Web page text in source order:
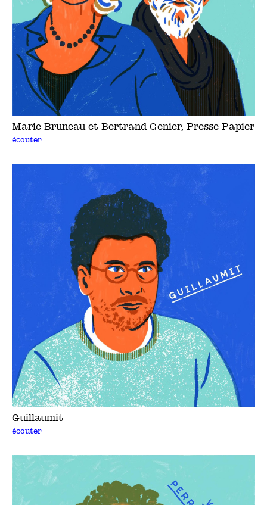
Marie Bruneau et Bertrand Genier, Presse Papier
écouter
Guillaumit
écouter